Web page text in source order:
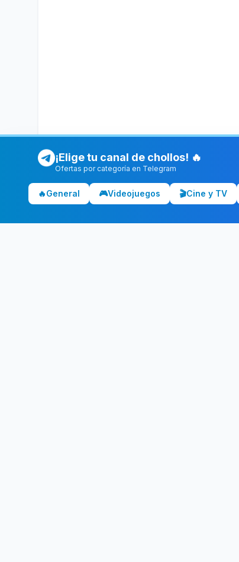
¡Elige tu canal de chollos! 🔥
Ofertas por categoría en Telegram
🔥General 🎮Videojuegos 🎬Cine y TV